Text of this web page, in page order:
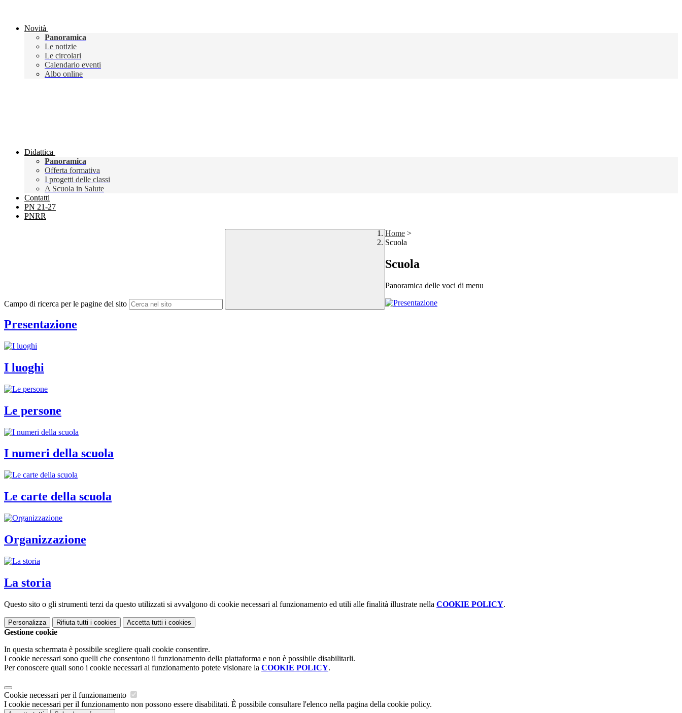
Novità
Panoramica
Le notizie
Le circolari
Calendario eventi
Albo online
Didattica
Panoramica
Offerta formativa
I progetti delle classi
A Scuola in Salute
Contatti
PN 21-27
PNRR
Campo di ricerca per le pagine del sito
Home >
Scuola
Scuola
Panoramica delle voci di menu
Presentazione
I luoghi
Le persone
I numeri della scuola
Le carte della scuola
Organizzazione
La storia
Questo sito o gli strumenti terzi da questo utilizzati si avvalgono di cookie necessari al funzionamento ed utili alle finalità illustrate nella COOKIE POLICY.
Personalizza Rifiuta tutti i cookies Accetta tutti i cookies
Gestione cookie
In questa schermata è possibile scegliere quali cookie consentire.
I cookie necessari sono quelli che consentono il funzionamento della piattaforma e non è possibile disabilitarli.
Per conoscere quali sono i cookie necessari al funzionamento potete visionare la COOKIE POLICY.
Cookie necessari per il funzionamento
I cookie necessari per il funzionamento non possono essere disabilitati. È possibile consultare l'elenco nella pagina della cookie policy.